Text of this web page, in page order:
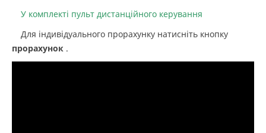
У комплекті пульт дистанційного керування
Для індивідуального прорахунку натисніть кнопку
прорахунок .